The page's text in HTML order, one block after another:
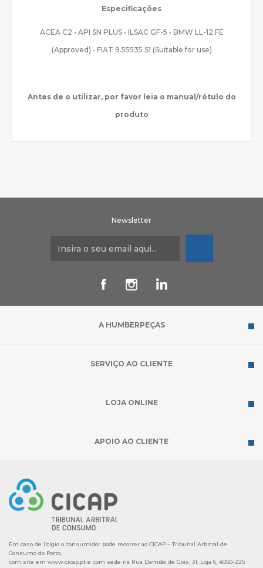
Especificações
ACEA C2 • API SN PLUS • ILSAC GF-5 • BMW LL-12 FE
(Approved) • FIAT 9.55535 S1 (Suitable for use)
Antes de o utilizar, por favor leia o manual/rótulo do
produto
Newsletter
A HUMBERPEÇAS
SERVIÇO AO CLIENTE
LOJA ONLINE
APOIO AO CLIENTE
Em caso de litígio o consumidor pode recorrer ao CICAP – Tribunal Arbitral de
Consumo do Porto,
com site em www.cicap.pt e com sede na Rua Damião de Góis, 31, Loja 6, 4050-225